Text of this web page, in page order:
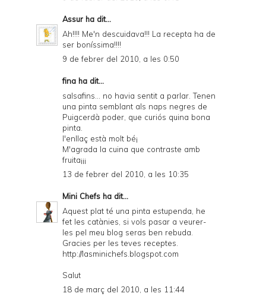
Assur ha dit...
Ah!!!! Me'n descuidava!!! La recepta ha de
ser boníssima!!!!
9 de febrer del 2010, a les 0:50
fina ha dit...
salsafins... no havia sentit a parlar. Tenen
una pinta semblant als naps negres de
Puigcerdà poder, que curiós quina bona
pinta.
l'enllaç està molt bé¡
M'agrada la cuina que contraste amb
fruita¡¡¡
13 de febrer del 2010, a les 10:35
Mini Chefs ha dit...
Aquest plat té una pinta estupenda, he
fet les catànies, si vols pasar a veurer-
les pel meu blog seras ben rebuda.
Gracies per les teves receptes.
http://lasminichefs.blogspot.com
Salut
18 de març del 2010, a les 11:44